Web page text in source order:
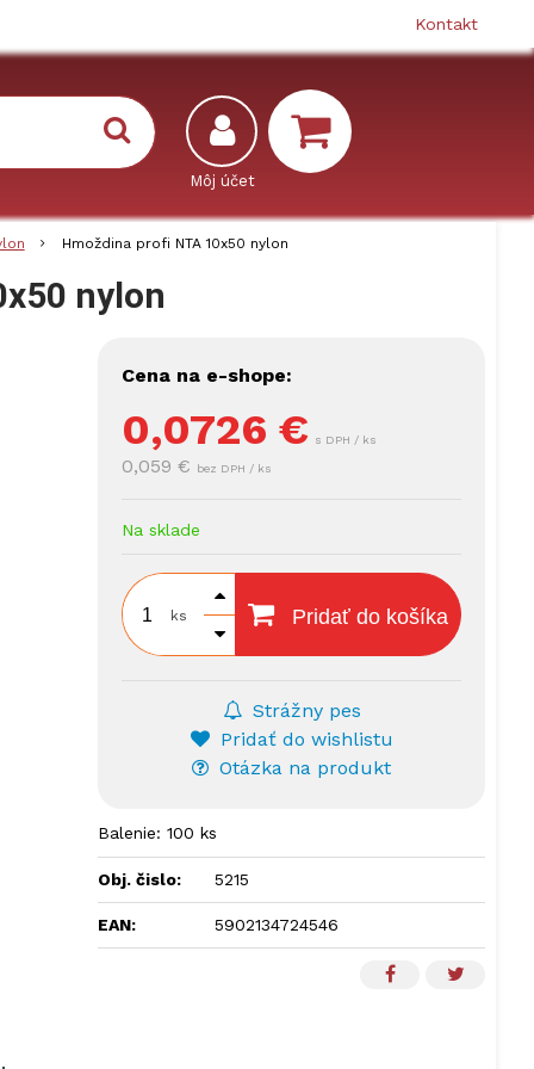
Kontakt
Hmoždina profi NTA 10x50 nylon
nylon
Cena na e-shope:
0,0726 € s DPH / ks
0,059 € bez DPH / ks
Na sklade
ks Pridať do košíka
Strážny pes
Pridať do wishlistu
Otázka na produkt
Balenie: 100 ks
Obj. čislo: 5215
EAN: 5902134724546